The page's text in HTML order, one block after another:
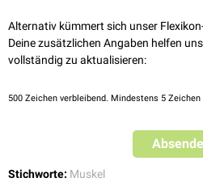
Alternativ kümmert sich unser
Deine zusätzlichen Angaben helfen
vollständig zu aktualisieren:
500 Zeichen verbleibend. Mindestens 5 Zeichen
Stichworte: Muskel